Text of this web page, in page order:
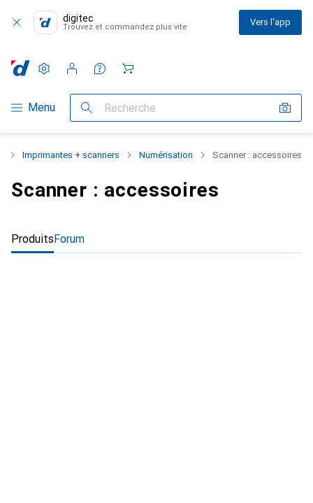
digitec
Trouvez et commandez plus vite Vers l'app
Navigation par catégorie
Menu Recherche
Paramètres
Compte client
Listes de comparaison
Listes d'envies
Panier
Imprimantes + scanners Numérisation Scanner : accessoires
Scanner : accessoires
ProduitsForum